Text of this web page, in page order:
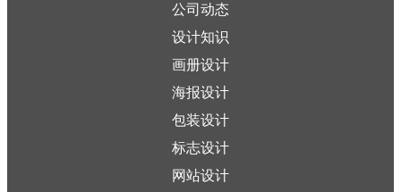
公司动态
设计知识
画册设计
海报设计
包装设计
标志设计
网站设计